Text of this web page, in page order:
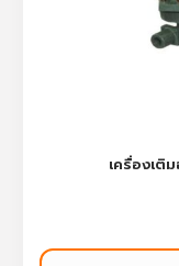
เครื่องเติ